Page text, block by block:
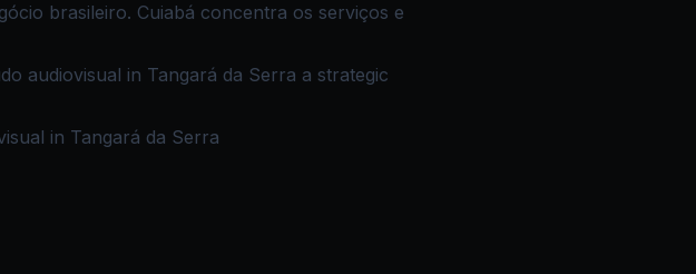
brasileiro. Cuiabá concentra os serviços e
audiovisual in Tangará da Serra a strategic
in Tangará da Serra